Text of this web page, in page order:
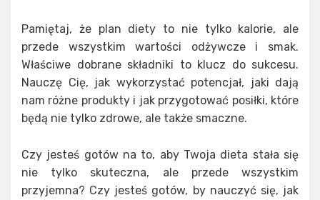
Pamiętaj, że plan diety to nie tylko kalorie, ale
przede wszystkim wartości odżywcze i smak.
Właściwe dobrane składniki to klucz do sukcesu.
Nauczę Cię, jak wykorzystać potencjał, jaki dają
nam różne produkty i jak przygotować posiłki, które
będą nie tylko zdrowe, ale także smaczne.
Czy jesteś gotów na to, aby Twoja dieta stała się
nie tylko skuteczna, ale przede wszystkim
przyjemna? Czy jesteś gotów, by nauczyć się, jak